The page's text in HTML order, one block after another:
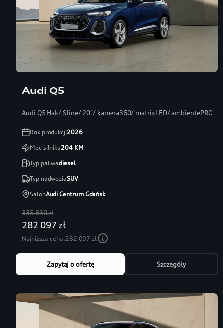
Audi Q5
Audi Q5 Hak/ Sline/ 20″/ kamera360/ matrixLED/ ambientePRO/
Rok produkcji2026
Moc silnika204KM
Typ paliwadiesel
Typ nadwoziaSUV
SalonAudi Centrum Gdańsk
335 830 zł
282 097 zł
Najniższa cena:282 097 zł
Zapytaj o ofertę Szczegóły